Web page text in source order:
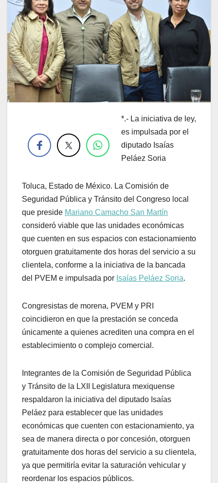
*.- La iniciativa de ley,
es impulsada por el
diputado Isaías
Peláez Soria
Toluca, Estado de México. La Comisión de
Seguridad Pública y Tránsito del Congreso local
que preside Mariano Camacho San Martín
consideró viable que las unidades económicas
que cuenten en sus espacios con estacionamiento
otorguen gratuitamente dos horas del servicio a su
clientela, conforme a la iniciativa de la bancada
del PVEM e impulsada por Isaías Peláez Soria.
Congresistas de morena, PVEM y PRI
coincidieron en que la prestación se conceda
únicamente a quienes acrediten una compra en el
establecimiento o complejo comercial.
Integrantes de la Comisión de Seguridad Pública
y Tránsito de la LXII Legislatura mexiquense
respaldaron la iniciativa del diputado Isaías
Peláez para establecer que las unidades
económicas que cuenten con estacionamiento, ya
sea de manera directa o por concesión, otorguen
gratuitamente dos horas del servicio a su clientela,
ya que permitiría evitar la saturación vehicular y
reordenar los espacios públicos.